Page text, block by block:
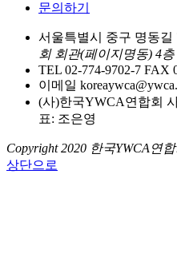
문의하기
서울특별시 중구 명동길
회 회관(페이지명동) 4층
TEL 02-774-9702-7 FAX
이메일
(사)한국YWCA연합회
표: 조은영
Copyright 2020 한국YWCA연
상단으로